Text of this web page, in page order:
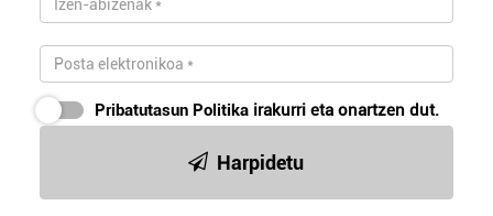
Pribatutasun Politika irakurri eta onartzen dut.
Harpidetu